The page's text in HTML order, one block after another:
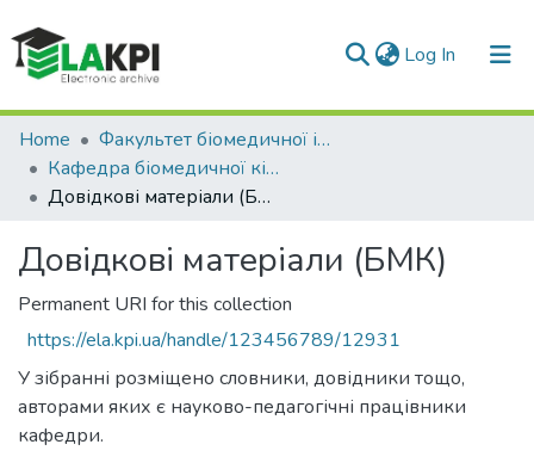
Log In (current)
Communities & Collections
All of DSpace
Home
Факультет біомедичної інженерії (ФБМІ)
Кафедра біомедичної кібернетики (БМК)
Довідкові матеріали (БМК)
Довідкові матеріали (БМК)
Permanent URI for this collection
https://ela.kpi.ua/handle/123456789/12931
У зібранні розміщено словники, довідники тощо,
авторами яких є науково-педагогічні працівники
кафедри.